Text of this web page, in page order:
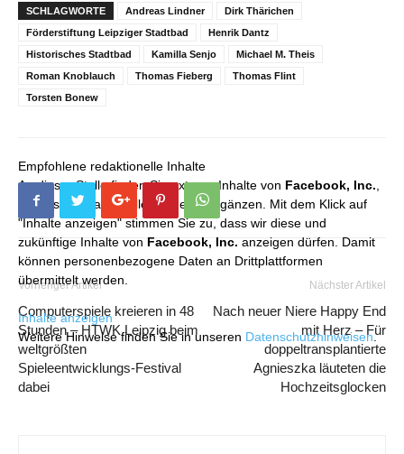
SCHLAGWORTE Andreas Lindner
Dirk Thärichen
Förderstiftung Leipziger Stadtbad
Henrik Dantz
Historisches Stadtbad
Kamilla Senjo
Michael M. Theis
Roman Knoblauch
Thomas Fieberg
Thomas Flint
Torsten Bonew
Empfohlene redaktionelle Inhalte
An dieser Stelle finden Sie externe Inhalte von Facebook, Inc.
die unser redaktionelles Angebot ergänzen. Mit dem Klick auf
"Inhalte anzeigen" stimmen Sie zu, dass wir diese und
zukünftige Inhalte von Facebook, Inc. anzeigen dürfen. Damit
können personenbezogene Daten an Drittplattformen
übermittelt werden.
Inhalte anzeigen
Weitere Hinweise finden Sie in unseren Datenschutzhinweisen.
Vorheriger Artikel
Computerspiele kreieren in 48
Stunden – HTWK Leipzig beim
weltgrößten
Spieleentwicklungs-Festival
dabei
Nächster Artikel
Nach neuer Niere Happy End
mit Herz – Für
doppeltransplantierte
Agnieszka läuteten die
Hochzeitsglocken